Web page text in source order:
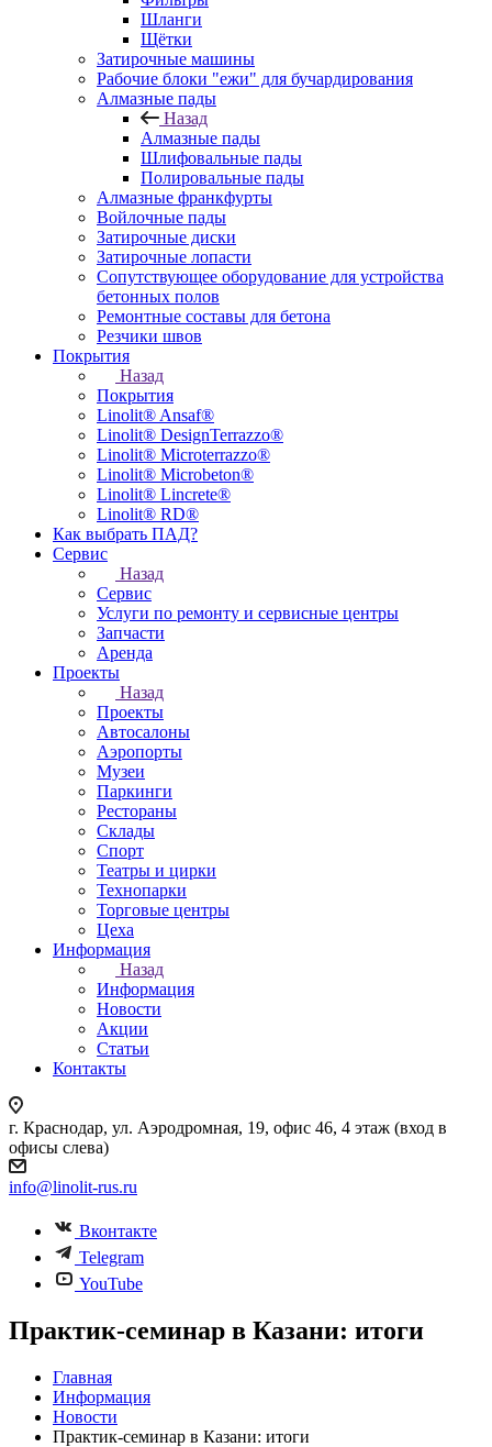
Шланги
Щётки
Затирочные машины
Рабочие блоки "ежи" для бучардирования
Алмазные пады
Назад
Алмазные пады
Шлифовальные пады
Полировальные пады
Алмазные франкфурты
Войлочные пады
Затирочные диски
Затирочные лопасти
Сопутствующее оборудование для устройства
бетонных полов
Ремонтные составы для бетона
Резчики швов
Покрытия
Назад
Покрытия
Linolit® Ansaf®
Linolit® DesignTerrazzo®
Linolit® Microterrazzo®
Linolit® Microbeton®
Linolit® Lincrete®
Linolit® RD®
Как выбрать ПАД?
Сервис
Назад
Сервис
Услуги по ремонту и сервисные центры
Запчасти
Аренда
Проекты
Назад
Проекты
Автосалоны
Аэропорты
Музеи
Паркинги
Рестораны
Склады
Спорт
Театры и цирки
Технопарки
Торговые центры
Цеха
Информация
Назад
Информация
Новости
Акции
Статьи
Контакты
г. Краснодар, ул. Аэродромная, 19, офис 46, 4 этаж (вход в
офисы слева)
info@linolit-rus.ru
Вконтакте
Telegram
YouTube
Практик-семинар в Казани: итоги
Главная
Информация
Новости
Практик-семинар в Казани: итоги